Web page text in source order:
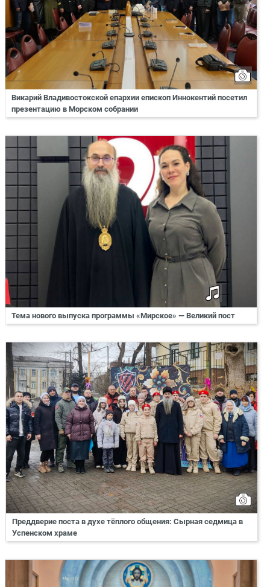
Викарий Владивостокской епархии епископ Иннокентий посетил
презентацию в Морском собрании
Тема нового выпуска программы «Мирское» — Великий пост
Преддверие поста в духе тёплого общения: Сырная седмица в
Успенском храме